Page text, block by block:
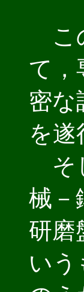
こ
て，
密な
を遂
そ
械－
研磨
いう